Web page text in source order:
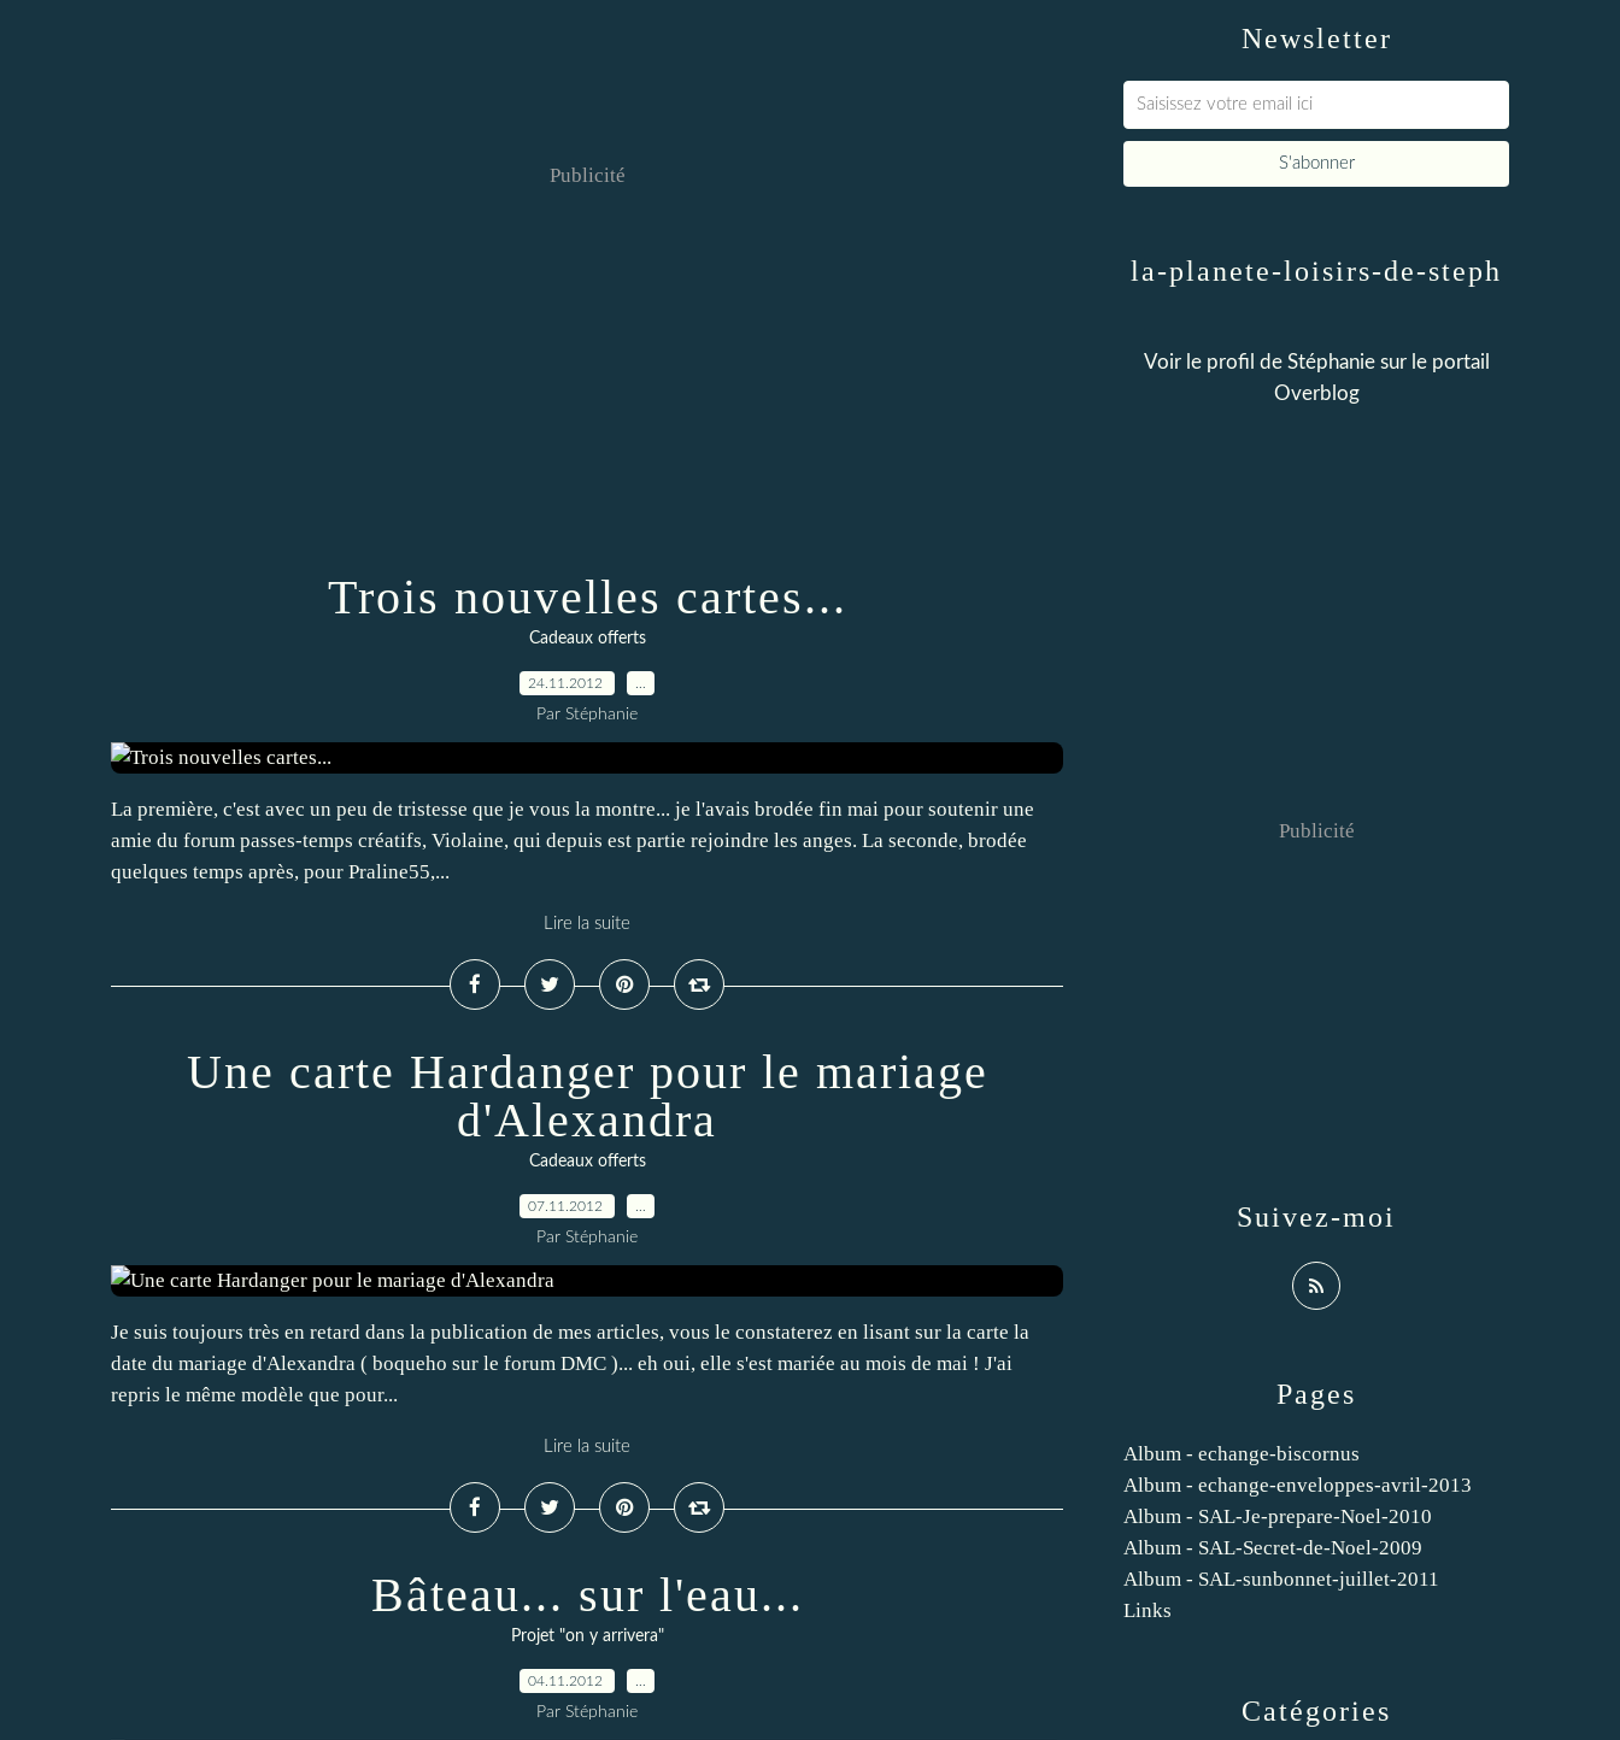
Publicité
Trois nouvelles cartes...
Cadeaux offerts
24.11.2012
Par Stéphanie
La première, c'est avec un peu de tristesse que je vous la montre... je l'avais brodée fin mai pour soutenir une
amie du forum passes-temps créatifs, Violaine, qui depuis est partie rejoindre les anges. La seconde, brodée
quelques temps après, pour Praline55,...
Lire la suite
Une carte Hardanger pour le mariage
d'Alexandra
Cadeaux offerts
07.11.2012
Par Stéphanie
Je suis toujours très en retard dans la publication de mes articles, vous le constaterez en lisant sur la carte la
date du mariage d'Alexandra ( boqueho sur le forum DMC )... eh oui, elle s'est mariée au mois de mai ! J'ai
repris le même modèle que pour...
Lire la suite
Bâteau... sur l'eau...
Projet "on y arrivera"
04.11.2012
Par Stéphanie
Newsletter
Catégories
Pages
Album - echange-biscornus
Album - echange-enveloppes-avril-2013
Album - SAL-Je-prepare-Noel-2010
Album - SAL-Secret-de-Noel-2009
Album - SAL-sunbonnet-juillet-2011
Links
la-planete-loisirs-de-steph
Voir le profil de Stéphaniesur le portail
Overblog
Suivez-moi
Publicité